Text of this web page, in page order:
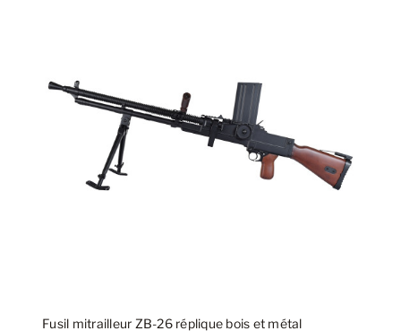
Fusil mitrailleur ZB-26 réplique bois et métal